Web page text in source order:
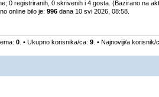
0 registriranih, 0 skrivenih i 4 gosta. (Bazirano na
online bilo je: 996 dana 10 svi 2026, 08:58.
0 . • Ukupno korisnika/ca: 9 . • Najnoviji/a korisnik/